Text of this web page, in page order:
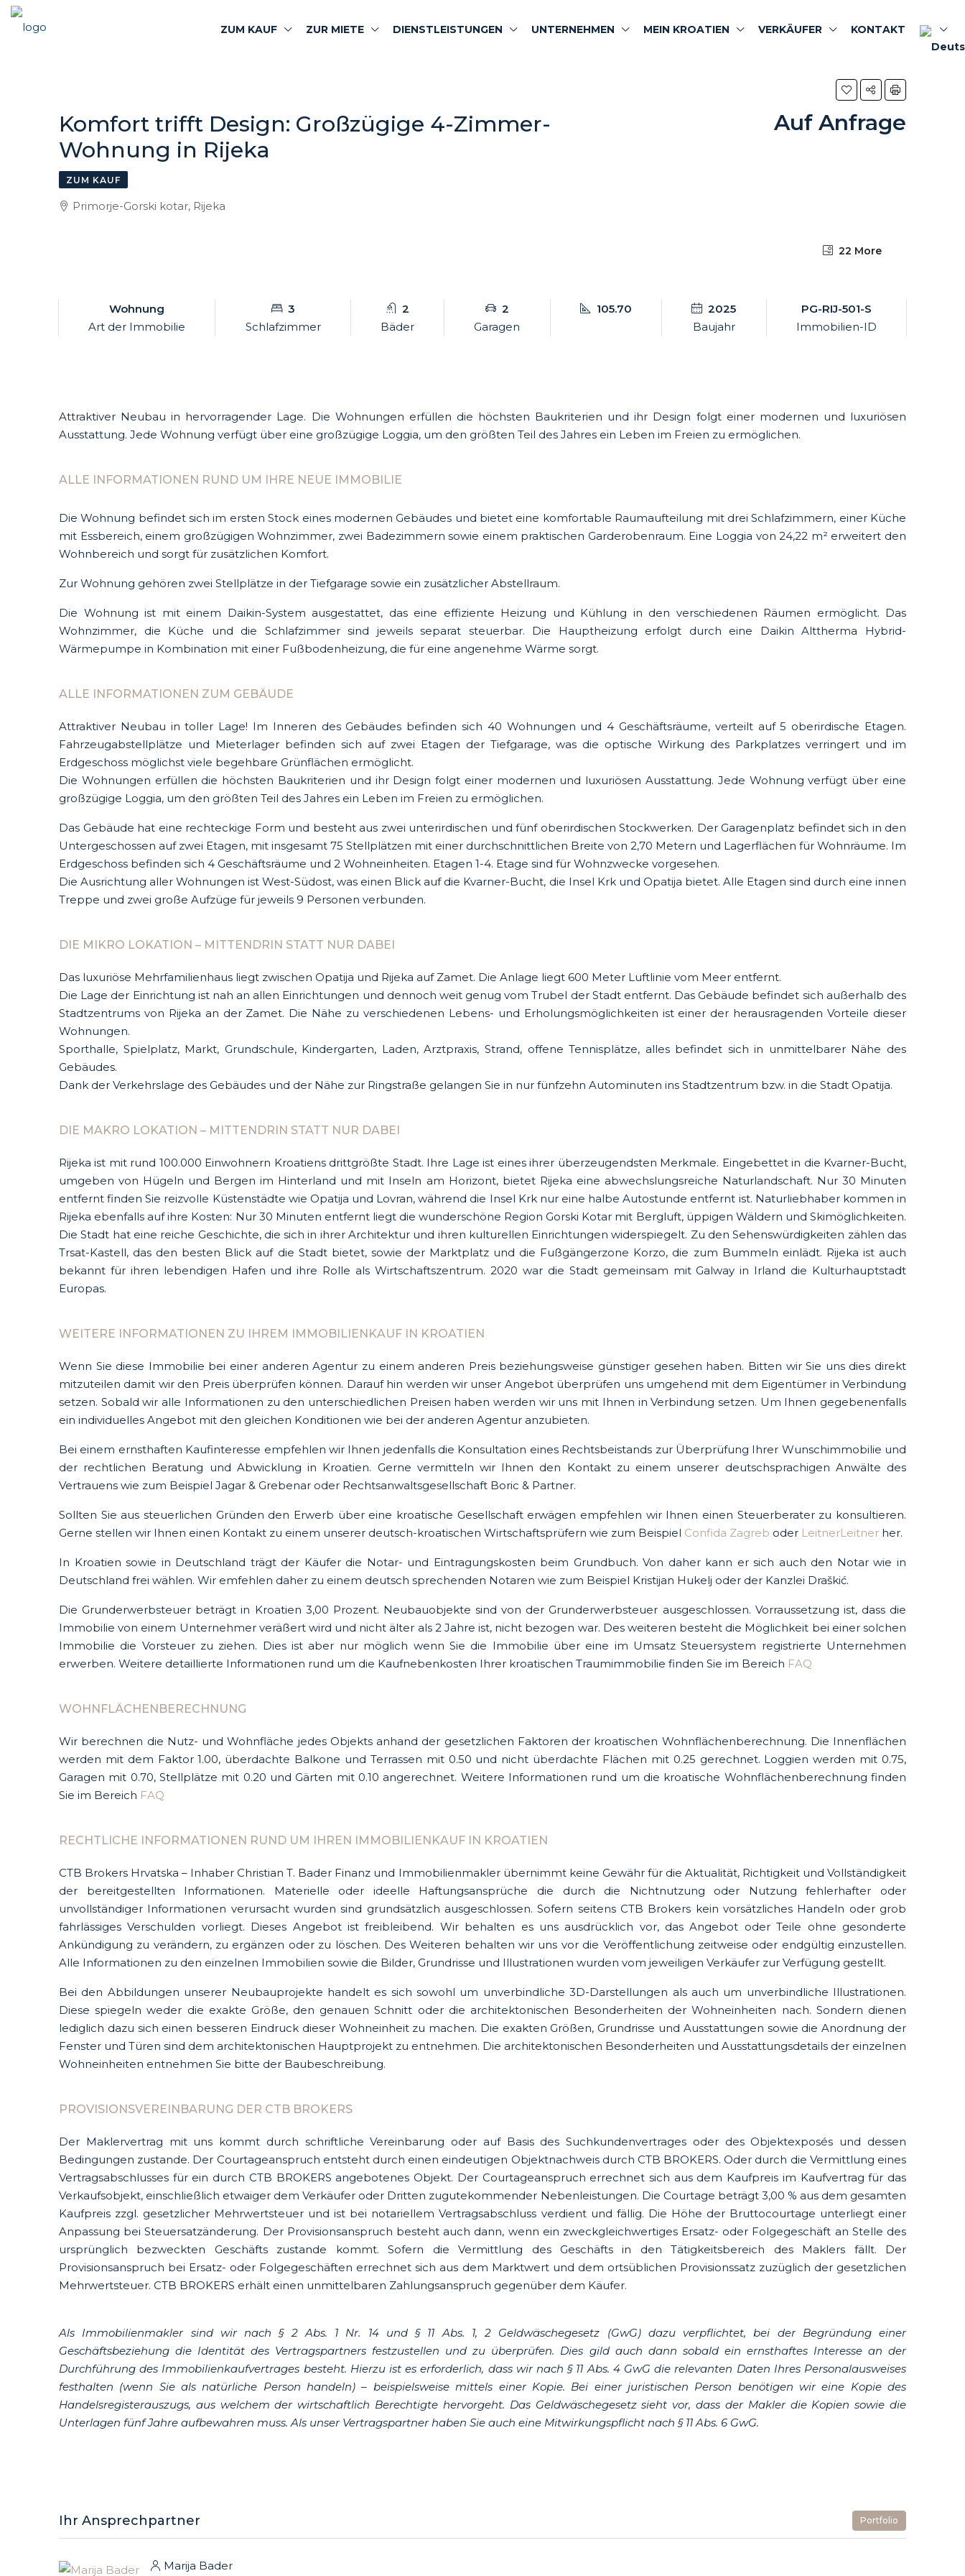
ZUM KAUF ZUR MIETE DIENSTLEISTUNGEN UNTERNEHMEN MEIN KROATIEN VERKÄUFER KONTAKT
Komfort trifft Design: Großzügige 4-Zimmer-
Wohnung in Rijeka
Auf Anfrage
ZUM KAUF
Primorje-Gorski kotar, Rijeka
22 More
Wohnung
Art der Immobilie
3
Schlafzimmer
2
Bäder
2
Garagen
105.70
2025
Baujahr
PG-RIJ-501-S
Immobilien-ID
Attraktiver Neubau in hervorragender Lage. Die Wohnungen erfüllen die höchsten Baukriterien und ihr Design folgt einer modernen und luxuriösen
Ausstattung. Jede Wohnung verfügt über eine großzügige Loggia, um den größten Teil des Jahres ein Leben im Freien zu ermöglichen.
ALLE INFORMATIONEN RUND UM IHRE NEUE IMMOBILIE
Die Wohnung befindet sich im ersten Stock eines modernen Gebäudes und bietet eine komfortable Raumaufteilung mit drei Schlafzimmern, einer Küche
mit Essbereich, einem großzügigen Wohnzimmer, zwei Badezimmern sowie einem praktischen Garderobenraum. Eine Loggia von 24,22 m² erweitert den
Wohnbereich und sorgt für zusätzlichen Komfort.
Zur Wohnung gehören zwei Stellplätze in der Tiefgarage sowie ein zusätzlicher Abstellraum.
Die Wohnung ist mit einem Daikin-System ausgestattet, das eine effiziente Heizung und Kühlung in den verschiedenen Räumen ermöglicht. Das
Wohnzimmer, die Küche und die Schlafzimmer sind jeweils separat steuerbar. Die Hauptheizung erfolgt durch eine Daikin Alttherma Hybrid-
Wärmepumpe in Kombination mit einer Fußbodenheizung, die für eine angenehme Wärme sorgt.
ALLE INFORMATIONEN ZUM GEBÄUDE
Attraktiver Neubau in toller Lage! Im Inneren des Gebäudes befinden sich 40 Wohnungen und 4 Geschäftsräume, verteilt auf 5 oberirdische Etagen.
Fahrzeugabstellplätze und Mieterlager befinden sich auf zwei Etagen der Tiefgarage, was die optische Wirkung des Parkplatzes verringert und im
Erdgeschoss möglichst viele begehbare Grünflächen ermöglicht.
Die Wohnungen erfüllen die höchsten Baukriterien und ihr Design folgt einer modernen und luxuriösen Ausstattung. Jede Wohnung verfügt über eine
großzügige Loggia, um den größten Teil des Jahres ein Leben im Freien zu ermöglichen.
Das Gebäude hat eine rechteckige Form und besteht aus zwei unterirdischen und fünf oberirdischen Stockwerken. Der Garagenplatz befindet sich in den
Untergeschossen auf zwei Etagen, mit insgesamt 75 Stellplätzen mit einer durchschnittlichen Breite von 2,70 Metern und Lagerflächen für Wohnräume. Im
Erdgeschoss befinden sich 4 Geschäftsräume und 2 Wohneinheiten. Etagen 1-4. Etage sind für Wohnzwecke vorgesehen.
Die Ausrichtung aller Wohnungen ist West-Südost, was einen Blick auf die Kvarner-Bucht, die Insel Krk und Opatija bietet. Alle Etagen sind durch eine innen
Treppe und zwei große Aufzüge für jeweils 9 Personen verbunden.
DIE MIKRO LOKATION – MITTENDRIN STATT NUR DABEI
Das luxuriöse Mehrfamilienhaus liegt zwischen Opatija und Rijeka auf Zamet. Die Anlage liegt 600 Meter Luftlinie vom Meer entfernt.
Die Lage der Einrichtung ist nah an allen Einrichtungen und dennoch weit genug vom Trubel der Stadt entfernt. Das Gebäude befindet sich außerhalb des
Stadtzentrums von Rijeka an der Zamet. Die Nähe zu verschiedenen Lebens- und Erholungsmöglichkeiten ist einer der herausragenden Vorteile dieser
Wohnungen.
Sporthalle, Spielplatz, Markt, Grundschule, Kindergarten, Laden, Arztpraxis, Strand, offene Tennisplätze, alles befindet sich in unmittelbarer Nähe des
Gebäudes.
Dank der Verkehrslage des Gebäudes und der Nähe zur Ringstraße gelangen Sie in nur fünfzehn Autominuten ins Stadtzentrum bzw. in die Stadt Opatija.
DIE MAKRO LOKATION – MITTENDRIN STATT NUR DABEI
Rijeka ist mit rund 100.000 Einwohnern Kroatiens drittgrößte Stadt. Ihre Lage ist eines ihrer überzeugendsten Merkmale. Eingebettet in die Kvarner-Bucht,
umgeben von Hügeln und Bergen im Hinterland und mit Inseln am Horizont, bietet Rijeka eine abwechslungsreiche Naturlandschaft. Nur 30 Minuten
entfernt finden Sie reizvolle Küstenstädte wie Opatija und Lovran, während die Insel Krk nur eine halbe Autostunde entfernt ist. Naturliebhaber kommen in
Rijeka ebenfalls auf ihre Kosten: Nur 30 Minuten entfernt liegt die wunderschöne Region Gorski Kotar mit Bergluft, üppigen Wäldern und Skimöglichkeiten.
Die Stadt hat eine reiche Geschichte, die sich in ihrer Architektur und ihren kulturellen Einrichtungen widerspiegelt. Zu den Sehenswürdigkeiten zählen das
Trsat-Kastell, das den besten Blick auf die Stadt bietet, sowie der Marktplatz und die Fußgängerzone Korzo, die zum Bummeln einlädt. Rijeka ist auch
bekannt für ihren lebendigen Hafen und ihre Rolle als Wirtschaftszentrum. 2020 war die Stadt gemeinsam mit Galway in Irland die Kulturhauptstadt
Europas.
WEITERE INFORMATIONEN ZU IHREM IMMOBILIENKAUF IN KROATIEN
Wenn Sie diese Immobilie bei einer anderen Agentur zu einem anderen Preis beziehungsweise günstiger gesehen haben. Bitten wir Sie uns dies direkt
mitzuteilen damit wir den Preis überprüfen können. Darauf hin werden wir unser Angebot überprüfen uns umgehend mit dem Eigentümer in Verbindung
setzen. Sobald wir alle Informationen zu den unterschiedlichen Preisen haben werden wir uns mit Ihnen in Verbindung setzen. Um Ihnen gegebenenfalls
ein individuelles Angebot mit den gleichen Konditionen wie bei der anderen Agentur anzubieten.
Bei einem ernsthaften Kaufinteresse empfehlen wir Ihnen jedenfalls die Konsultation eines Rechtsbeistands zur Überprüfung Ihrer Wunschimmobilie und
der rechtlichen Beratung und Abwicklung in Kroatien. Gerne vermitteln wir Ihnen den Kontakt zu einem unserer deutschsprachigen Anwälte des
Vertrauens wie zum Beispiel Jagar & Grebenar oder Rechtsanwaltsgesellschaft Boric & Partner.
Sollten Sie aus steuerlichen Gründen den Erwerb über eine kroatische Gesellschaft erwägen empfehlen wir Ihnen einen Steuerberater zu konsultieren.
Gerne stellen wir Ihnen einen Kontakt zu einem unserer deutsch-kroatischen Wirtschaftsprüfern wie zum Beispiel Confida Zagreb oder LeitnerLeitner her.
In Kroatien sowie in Deutschland trägt der Käufer die Notar- und Eintragungskosten beim Grundbuch. Von daher kann er sich auch den Notar wie in
Deutschland frei wählen. Wir emfehlen daher zu einem deutsch sprechenden Notaren wie zum Beispiel Kristijan Hukelj oder der Kanzlei Draškić.
Die Grunderwerbsteuer beträgt in Kroatien 3,00 Prozent. Neubauobjekte sind von der Grunderwerbsteuer ausgeschlossen. Vorraussetzung ist, dass die
Immobilie von einem Unternehmer veräßert wird und nicht älter als 2 Jahre ist, nicht bezogen war. Des weiteren besteht die Möglichkeit bei einer solchen
Immobilie die Vorsteuer zu ziehen. Dies ist aber nur möglich wenn Sie die Immobilie über eine im Umsatz Steuersystem registrierte Unternehmen
erwerben. Weitere detaillierte Informationen rund um die Kaufnebenkosten Ihrer kroatischen Traumimmobilie finden Sie im Bereich FAQ
WOHNFLÄCHENBERECHNUNG
Wir berechnen die Nutz- und Wohnfläche jedes Objekts anhand der gesetzlichen Faktoren der kroatischen Wohnflächenberechnung. Die Innenflächen
werden mit dem Faktor 1.00, überdachte Balkone und Terrassen mit 0.50 und nicht überdachte Flächen mit 0.25 gerechnet. Loggien werden mit 0.75,
Garagen mit 0.70, Stellplätze mit 0.20 und Gärten mit 0.10 angerechnet. Weitere Informationen rund um die kroatische Wohnflächenberechnung finden
Sie im Bereich FAQ
RECHTLICHE INFORMATIONEN RUND UM IHREN IMMOBILIENKAUF IN KROATIEN
CTB Brokers Hrvatska – Inhaber Christian T. Bader Finanz und Immobilienmakler übernimmt keine Gewähr für die Aktualität, Richtigkeit und Vollständigkeit
der bereitgestellten Informationen. Materielle oder ideelle Haftungsansprüche die durch die Nichtnutzung oder Nutzung fehlerhafter oder
unvollständiger Informationen verursacht wurden sind grundsätzlich ausgeschlossen. Sofern seitens CTB Brokers kein vorsätzliches Handeln oder grob
fahrlässiges Verschulden vorliegt. Dieses Angebot ist freibleibend. Wir behalten es uns ausdrücklich vor, das Angebot oder Teile ohne gesonderte
Ankündigung zu verändern, zu ergänzen oder zu löschen. Des Weiteren behalten wir uns vor die Veröffentlichung zeitweise oder endgültig einzustellen.
Alle Informationen zu den einzelnen Immobilien sowie die Bilder, Grundrisse und Illustrationen wurden vom jeweiligen Verkäufer zur Verfügung gestellt.
Bei den Abbildungen unserer Neubauprojekte handelt es sich sowohl um unverbindliche 3D-Darstellungen als auch um unverbindliche Illustrationen.
Diese spiegeln weder die exakte Größe, den genauen Schnitt oder die architektonischen Besonderheiten der Wohneinheiten nach. Sondern dienen
lediglich dazu sich einen besseren Eindruck dieser Wohneinheit zu machen. Die exakten Größen, Grundrisse und Ausstattungen sowie die Anordnung der
Fenster und Türen sind dem architektonischen Hauptprojekt zu entnehmen. Die architektonischen Besonderheiten und Ausstattungsdetails der einzelnen
Wohneinheiten entnehmen Sie bitte der Baubeschreibung.
PROVISIONSVEREINBARUNG DER CTB BROKERS
Der Maklervertrag mit uns kommt durch schriftliche Vereinbarung oder auf Basis des Suchkundenvertrages oder des Objektexposés und dessen
Bedingungen zustande. Der Courtageanspruch entsteht durch einen eindeutigen Objektnachweis durch CTB BROKERS. Oder durch die Vermittlung eines
Vertragsabschlusses für ein durch CTB BROKERS angebotenes Objekt. Der Courtageanspruch errechnet sich aus dem Kaufpreis im Kaufvertrag für das
Verkaufsobjekt, einschließlich etwaiger dem Verkäufer oder Dritten zugutekommender Nebenleistungen. Die Courtage beträgt 3,00 % aus dem gesamten
Kaufpreis zzgl. gesetzlicher Mehrwertsteuer und ist bei notariellem Vertragsabschluss verdient und fällig. Die Höhe der Bruttocourtage unterliegt einer
Anpassung bei Steuersatzänderung. Der Provisionsanspruch besteht auch dann, wenn ein zweckgleichwertiges Ersatz- oder Folgegeschäft an Stelle des
ursprünglich bezweckten Geschäfts zustande kommt. Sofern die Vermittlung des Geschäfts in den Tätigkeitsbereich des Maklers fällt. Der
Provisionsanspruch bei Ersatz- oder Folgegeschäften errechnet sich aus dem Marktwert und dem ortsüblichen Provisionssatz zuzüglich der gesetzlichen
Mehrwertsteuer. CTB BROKERS erhält einen unmittelbaren Zahlungsanspruch gegenüber dem Käufer.
Als Immobilienmakler sind wir nach § 2 Abs. 1 Nr. 14 und § 11 Abs. 1, 2 Geldwäschegesetz (GwG) dazu verpflichtet, bei der Begründung einer
Geschäftsbeziehung die Identität des Vertragspartners festzustellen und zu überprüfen. Dies gild auch dann sobald ein ernsthaftes Interesse an der
Durchführung des Immobilienkaufvertrages besteht. Hierzu ist es erforderlich, dass wir nach § 11 Abs. 4 GwG die relevanten Daten Ihres Personalausweises
festhalten (wenn Sie als natürliche Person handeln) – beispielsweise mittels einer Kopie. Bei einer juristischen Person benötigen wir eine Kopie des
Handelsregisterauszugs, aus welchem der wirtschaftlich Berechtigte hervorgeht. Das Geldwäschegesetz sieht vor, dass der Makler die Kopien sowie die
Unterlagen fünf Jahre aufbewahren muss. Als unser Vertragspartner haben Sie auch eine Mitwirkungspflicht nach § 11 Abs. 6 GwG.
Ihr Ansprechpartner Portfolio
Marija Bader